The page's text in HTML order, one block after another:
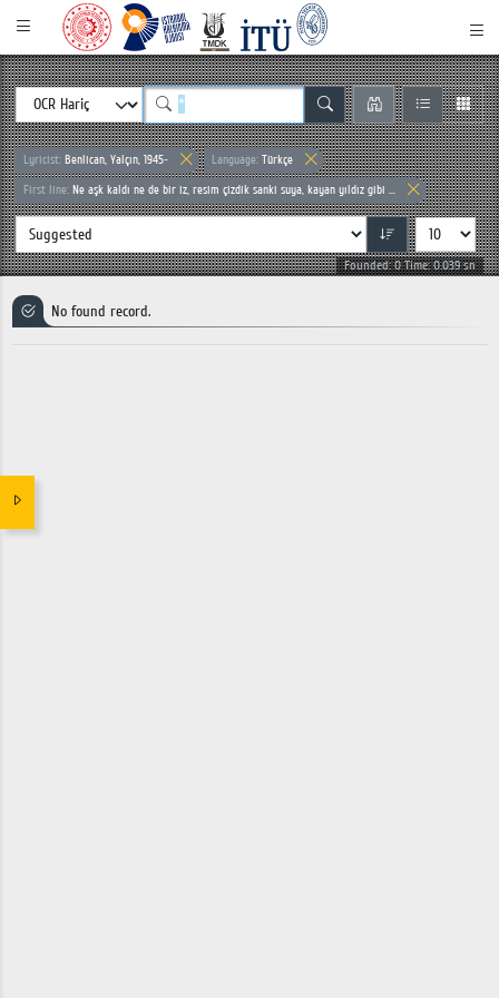
Lyricist: Benlican, Yalçın, 1945- Language: Türkçe
First line: Ne aşk kaldı ne de bir iz, resim çizdik sanki suya, kayan yıldız gibi ...
Founded: 0 Time: 0.039 sn
No found record.